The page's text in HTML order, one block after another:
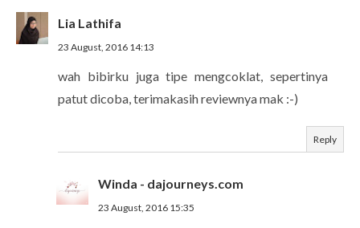
Lia Lathifa
23 August, 2016 14:13
wah bibirku juga tipe mengcoklat, sepertinya
patut dicoba, terimakasih reviewnya mak :-)
Reply
Winda - dajourneys.com
23 August, 2016 15:35